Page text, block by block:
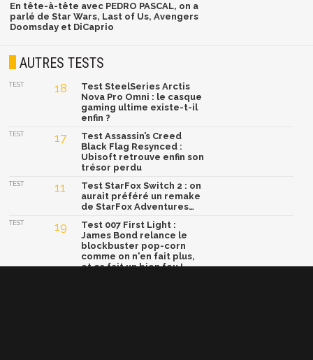
En tête-à-tête avec PEDRO PASCAL, on a
parlé de Star Wars, Last of Us, Avengers
Doomsday et DiCaprio
AUTRES TESTS
TEST 18
Test SteelSeries Arctis
Nova Pro Omni : le casque
gaming ultime existe-t-il
enfin ?
TEST 17
Test Assassin’s Creed
Black Flag Resynced :
Ubisoft retrouve enfin son
trésor perdu
TEST 11
Test StarFox Switch 2 : on
aurait préféré un remake
de StarFox Adventures…
TEST 19
Test 007 First Light :
James Bond relance le
blockbuster pop-corn
comme on n'en fait plus,
et ça fait un bien fou !